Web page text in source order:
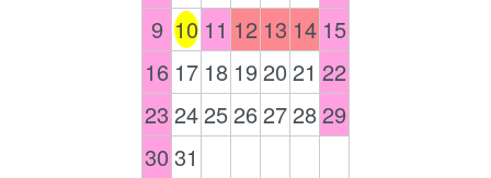
9 10 11 12 13 14 15
16 17 18 19 20 21 22
23 24 25 26 27 28 29
30 31